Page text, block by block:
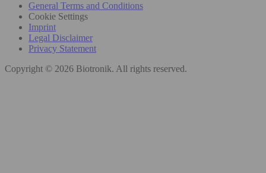
General Terms and Conditions
Cookie Settings
Imprint
Legal Disclaimer
Privacy Statement
Copyright © 2026 Biotronik. All rights reserved.